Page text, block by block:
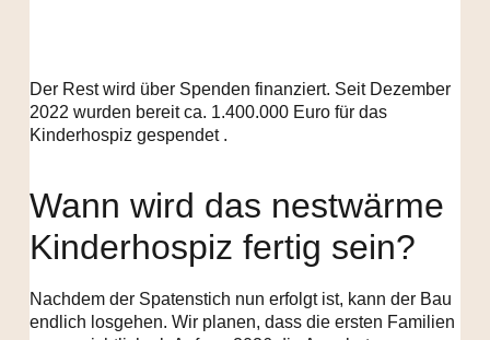
Der Rest wird über Spenden finanziert. Seit Dezember
2022 wurden bereit ca. 1.400.000 Euro für das
Kinderhospiz gespendet .
Wann wird das nestwärme
Kinderhospiz fertig sein?
Nachdem der Spatenstich nun erfolgt ist, kann der Bau
endlich losgehen. Wir planen, dass die ersten Familien